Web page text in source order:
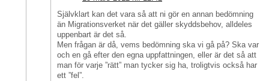
Självklart kan det vara så att ni gör en annan bedömning
än Migrationsverket när det gäller skyddsbehov, alldeles
uppenbart är det så.
Men frågan är då, vems bedömning ska vi gå på? Ska var
och en gå efter den egna uppfattningen, eller är det så att
man för varje ”rätt” man tycker sig ha, troligtvis också har
ett ”fel”.